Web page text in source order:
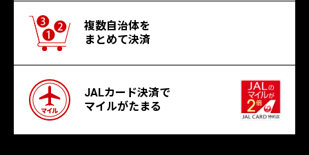
複数自治体を
まとめて決済
JALカード決済で
マイルがたまる